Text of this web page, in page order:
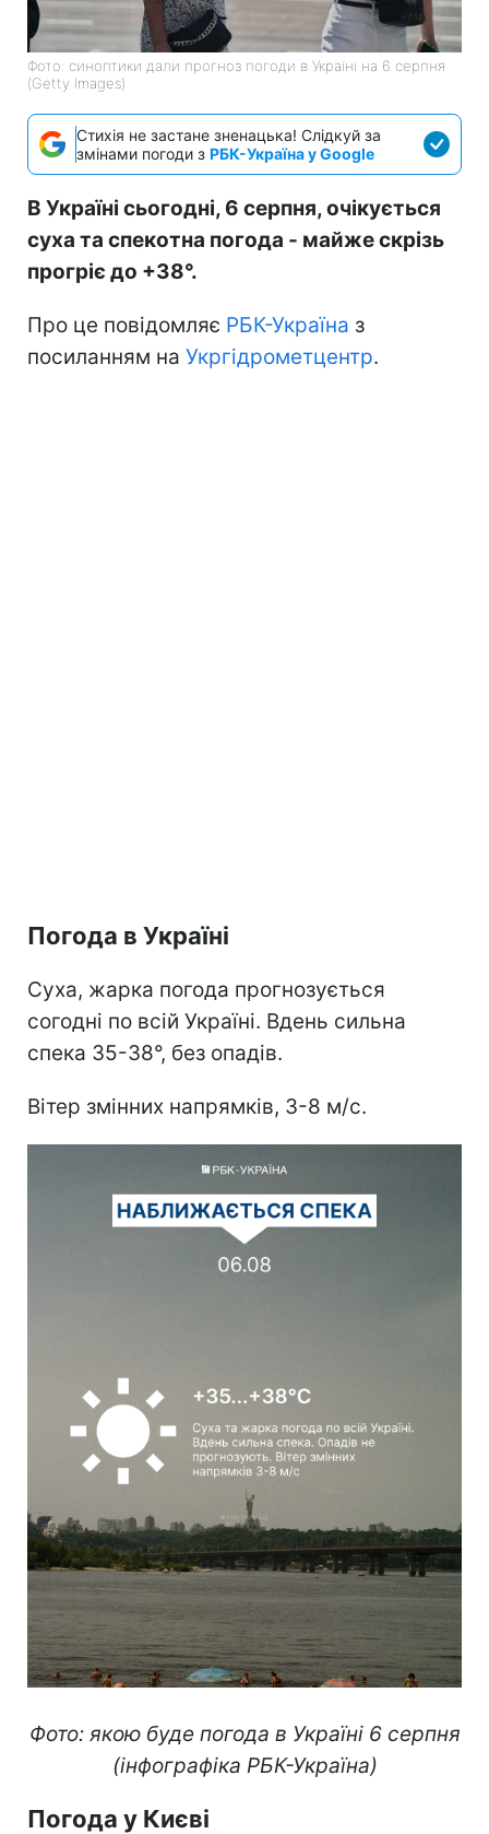
Фото: синоптики дали прогноз погоди в Україні на 6 серпня
(Getty Images)
Стихія не застане зненацька! Слідкуй за
змінами погоди з РБК-Україна у Google
В Україні сьогодні, 6 серпня, очікується
суха та спекотна погода - майже скрізь
прогріє до +38°.
Про це повідомляє РБК-Україна з
посиланням на Укргідрометцентр.
Погода в Україні
Суха, жарка погода прогнозується
согодні по всій Україні. Вдень сильна
спека 35-38°, без опадів.
Вітер змінних напрямків, 3-8 м/с.
Фото: якою буде погода в Україні 6 серпня
(інфографіка РБК-Україна)
Погода у Києві